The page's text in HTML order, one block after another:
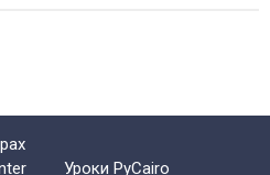
Уроки PyCairo